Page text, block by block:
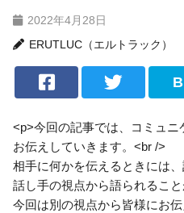
2022年4月28日
ERUTLUC（エルトラック）
<p>今回の記事では、コミュ
お伝えしていきます。<br />
相手に何かを伝えるときには
話し手の視点から語られるこ
今回は別の視点から皆様にお